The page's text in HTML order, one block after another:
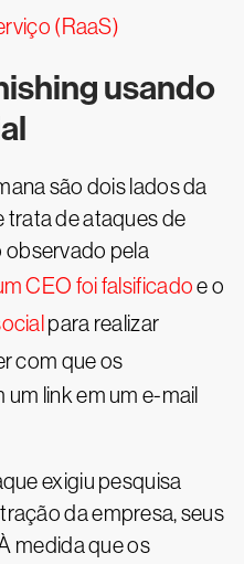
(RaaS)
usando
são dois lados da
trata de ataques de
observado pela
CEO foi falsificadoe o
para realizar
com que os
link em um e-mail
exigiu pesquisa
da empresa, seus
medida que os